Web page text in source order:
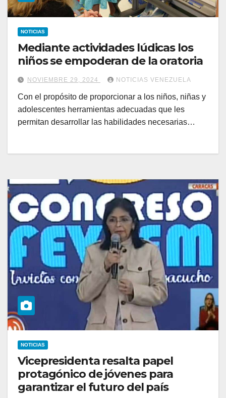
NOTICIAS
Mediante actividades lúdicas los
niños se empoderan de la oratoria
NOVIEMBRE 29, 2024 NOTICIAS VENEZUELA
Con el propósito de proporcionar a los niños, niñas y
adolescentes herramientas adecuadas que les
permitan desarrollar las habilidades necesarias…
NOTICIAS
Vicepresidenta resalta papel
protagónico de jóvenes para
garantizar el futuro del país